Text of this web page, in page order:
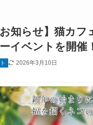
知らせ】猫カフ
イベントを開催！
2026年3月10日